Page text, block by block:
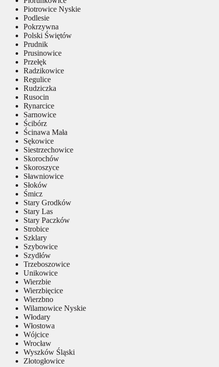
Piotrowice Nyskie
Podlesie
Pokrzywna
Polski Świętów
Prudnik
Prusinowice
Przełęk
Radzikowice
Regulice
Rudziczka
Rusocin
Rynarcice
Sarnowice
Ścibórz
Ścinawa Mała
Sękowice
Siestrzechowice
Skorochów
Skoroszyce
Sławniowice
Słoków
Śmicz
Stary Grodków
Stary Las
Stary Paczków
Strobice
Szklary
Szybowice
Szydłów
Trzeboszowice
Unikowice
Wierzbie
Wierzbięcice
Wierzbno
Wilamowice Nyskie
Włodary
Włostowa
Wójcice
Wrocław
Wyszków Śląski
Złotogłowice